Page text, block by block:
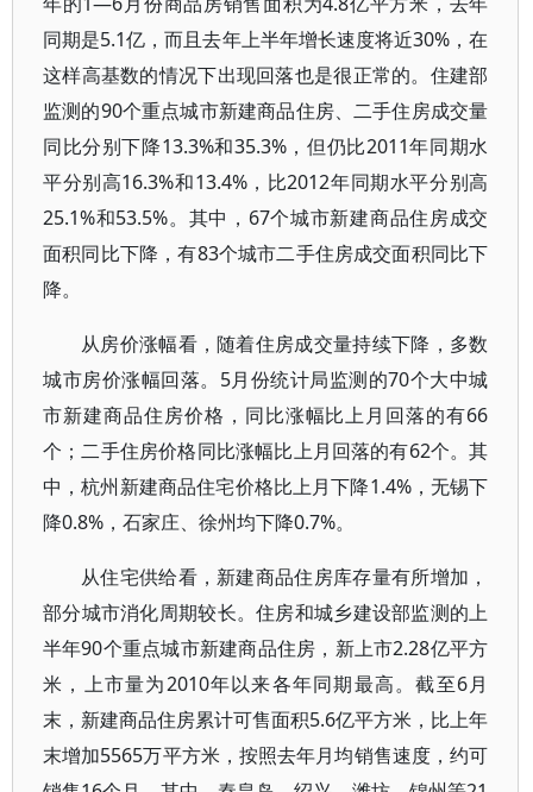
同期是5.1亿，而且去年上半年增长速度将近30%，在
这样高基数的情况下出现回落也是很正常的。住建部
监测的90个重点城市新建商品住房、二手住房成交量
同比分别下降13.3%和35.3%，但仍比2011年同期水
平分别高16.3%和13.4%，比2012年同期水平分别高
25.1%和53.5%。其中，67个城市新建商品住房成交
面积同比下降，有83个城市二手住房成交面积同比下
降。
从房价涨幅看，随着住房成交量持续下降，多数
城市房价涨幅回落。5月份统计局监测的70个大中城
市新建商品住房价格，同比涨幅比上月回落的有66
个；二手住房价格同比涨幅比上月回落的有62个。其
中，杭州新建商品住宅价格比上月下降1.4%，无锡下
降0.8%，石家庄、徐州均下降0.7%。
从住宅供给看，新建商品住房库存量有所增加，
部分城市消化周期较长。住房和城乡建设部监测的上
半年90个重点城市新建商品住房，新上市2.28亿平方
米，上市量为2010年以来各年同期最高。截至6月
末，新建商品住房累计可售面积5.6亿平方米，比上年
末增加5565万平方米，按照去年月均销售速度，约可